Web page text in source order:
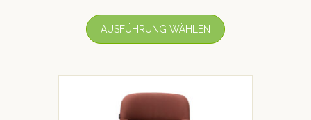
AUSFÜHRUNG WÄHLEN